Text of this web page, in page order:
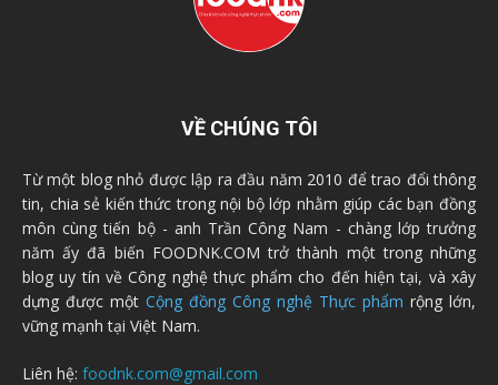
VỀ CHÚNG TÔI
Từ một blog nhỏ được lập ra đầu năm 2010 để trao đổi thông
tin, chia sẻ kiến thức trong nội bộ lớp nhằm giúp các bạn đồng
môn cùng tiến bộ - anh Trần Công Nam - chàng lớp trưởng
năm ấy đã biến FOODNK.COM trở thành một trong những
blog uy tín về Công nghệ thực phẩm cho đến hiện tại, và xây
dựng được một Cộng đồng Công nghệ Thực phẩm rộng lớn,
vững mạnh tại Việt Nam.
Liên hệ: foodnk.com@gmail.com